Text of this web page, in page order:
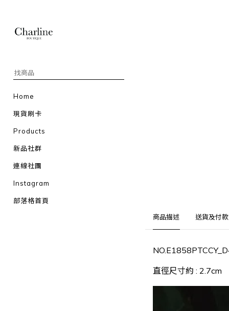
Home
現貨刷卡
Products
新品社群
連線社團
Instagram
部落格首頁
商品描述
送貨及付
直徑尺寸約 : 2.7cm